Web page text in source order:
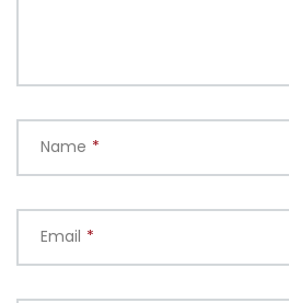
Name *
Email *